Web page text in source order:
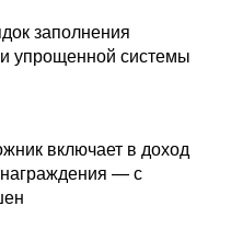
заполнения
упрощенной системы
включает в доход
— с